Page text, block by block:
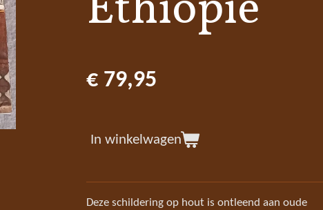
€ 79,95
In winkelwagen
Deze schildering op hout is ontleend aan oude